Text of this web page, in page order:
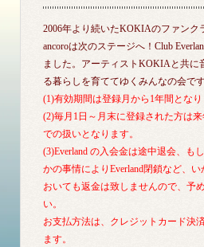
2006年より続いたKOKIAのファンク
ancoroは次のステージへ！Club
ました。アーティストKOKIAと共に
る暮らしを育ててゆくみんなの会です
(1)有効期間は登録月から1年間となり
(2)毎月1日～月末に登録された方は来
での扱いとなります。
(3)Everland の入会金は途中退会、も
かの事情によりEverland閉鎖など、
おいても返金は致しませんので、予
い。
お支払方法は、クレジットカード決
ます。